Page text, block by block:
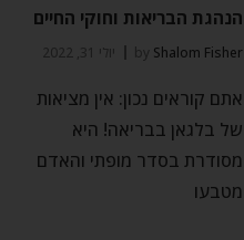
הנהגת הבריאות וחוקי החיים
by Shalom Fisher יולי 31, 2022
אתם קוראים נכון: אין מציאות
של בלגאן בבריאה! היא
מסודרת בסדר מופתי והאדם
מטבעו